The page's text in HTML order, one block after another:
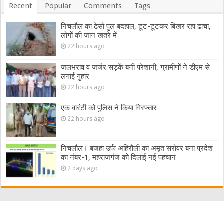
Recent Popular Comments Tags
निचलौल का ढेसो पुल बदहाल, टूट-टूटकर बिखर रहा ढांचा,
लोगों की जान खतरे में
22 hours ago
जलभराव व जर्जर सड़कें बनीं परेशानी, ग्रामीणों ने डीएम से
लगाई गुहार
22 hours ago
एक वारंटी को पुलिस ने किया गिरफ्तार
22 hours ago
निचलौल। बजहा उर्फ अहिरौली का अमृत सरोवर बना प्रदेश
का नंबर-1, महराजगंज को दिलाई नई पहचान
2 days ago